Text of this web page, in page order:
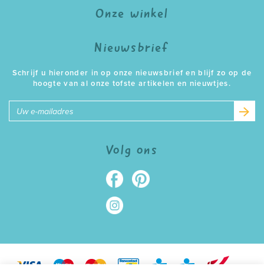
Onze winkel
Nieuwsbrief
Schrijf u hieronder in op onze nieuwsbrief en blijf zo op de
hoogte van al onze tofste artikelen en nieuwtjes.
Volg ons